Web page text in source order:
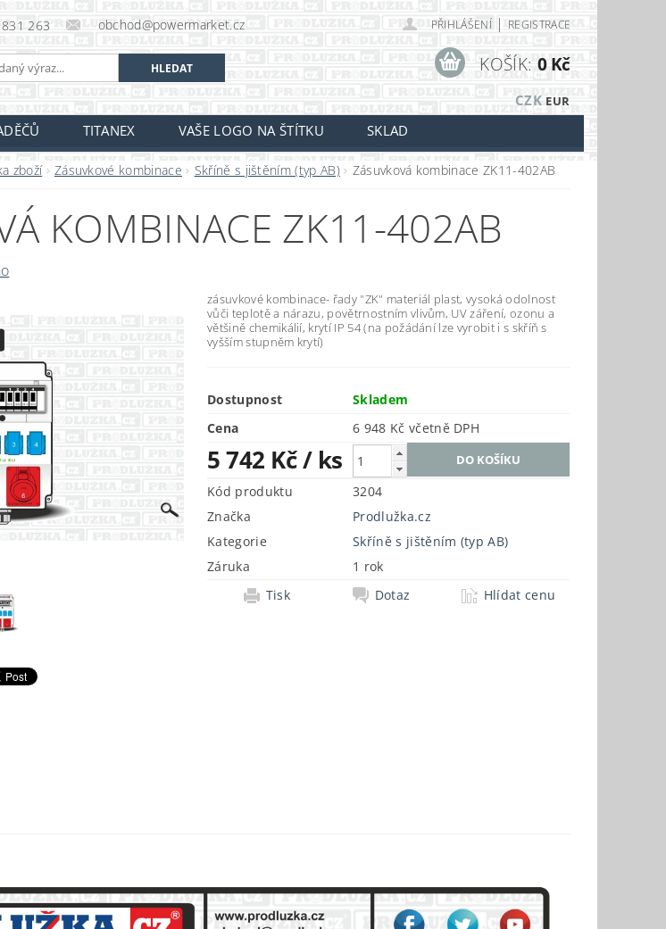
263 obchod@powermarket.cz PŘIHLÁŠENÍ | REGISTRACE
CZK EUR
KOŠÍK: 0 Kč
TITANEX VAŠE LOGO NA ŠTÍTKU SKLAD
zboží Zásuvkové kombinace Skříně s jištěním (typ AB) Zásuvková kombinace ZK11-402AB
KOMBINACE ZK11-402AB
zásuvkové kombinace- řady "ZK" materiál plast, vysoká odolnost
vůči teplotě a nárazu, povětrnostním vlivům, UV záření, ozonu a
většině chemikálií, krytí IP 54 (na požádání lze vyrobit i s skříň s
vyšším stupněm krytí)
Dostupnost
Skladem
Cena
6 948 Kč včetně DPH
5 742 Kč/ ks
Kód produktu
3204
Značka
Prodlužka.cz
Kategorie
Skříně s jištěním (typ AB)
Záruka
1 rok
Tisk
Dotaz Hlídat cenu